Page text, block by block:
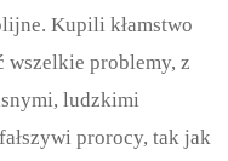
Kupili kłamstwo
wszelkie problemy, z
ludzkimi
prorocy, tak jak